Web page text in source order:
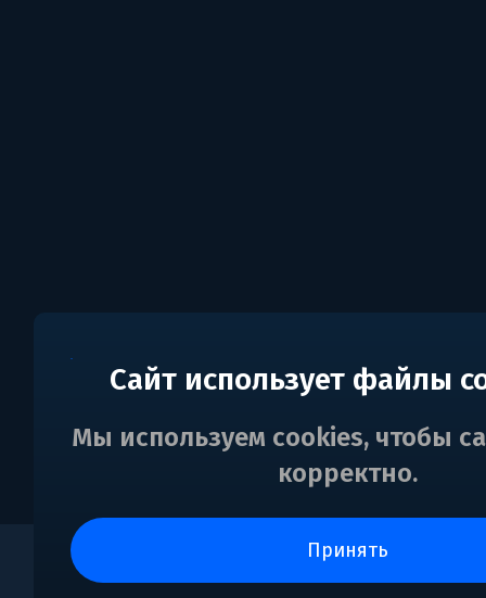
0
Сайт использует файлы
Мы используем cookies, чтобы
корректно.
принять